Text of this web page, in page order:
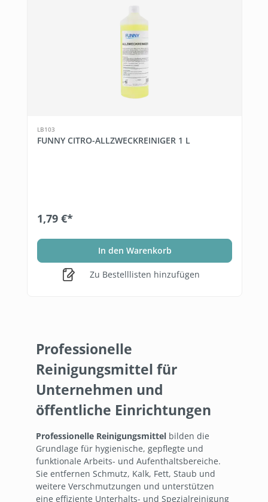
LB103
FUNNY CITRO-ALLZWECKREINIGER 1 L
1,79 €*
In den Warenkorb
Zu Bestelllisten hinzufügen
Professionelle
Reinigungsmittel für
Unternehmen und
öffentliche Einrichtungen
Professionelle Reinigungsmittel bilden die
Grundlage für hygienische, gepflegte und
funktionale Arbeits- und Aufenthaltsbereiche.
Sie entfernen Schmutz, Kalk, Fett, Staub und
weitere Verschmutzungen und unterstützen
eine effiziente Unterhalts- und Spezialreinigung